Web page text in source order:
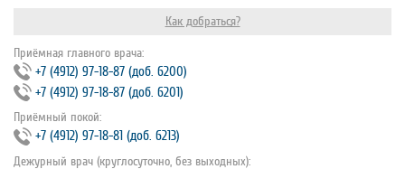
Как добраться?
Приёмная главного врача:
+7 (4912) 97‐18‐87 (доб. 6200)
+7 (4912) 97‐18‐87 (доб. 6201)
Приёмный покой:
+7 (4912) 97‐18‐81 (доб. 6213)
Дежурный врач (круглосуточно, без выходных):